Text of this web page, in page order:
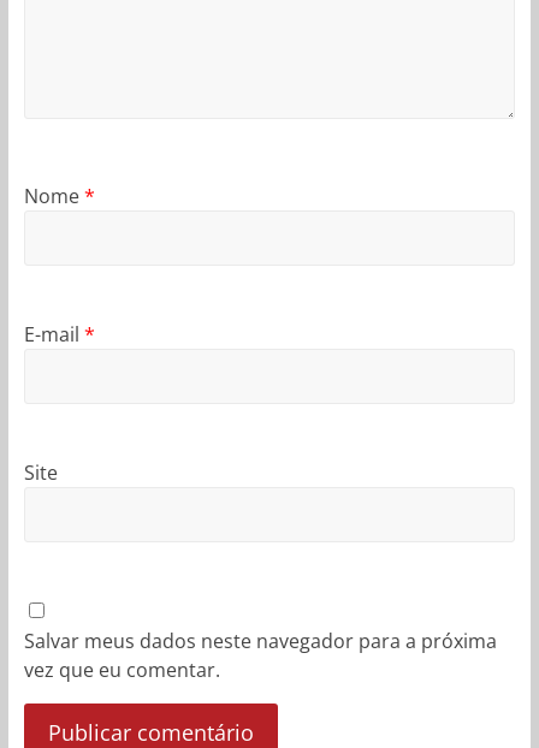
Nome*
E-mail *
Site
Salvar meus dados neste navegador para a próxima
vez que eu comentar.